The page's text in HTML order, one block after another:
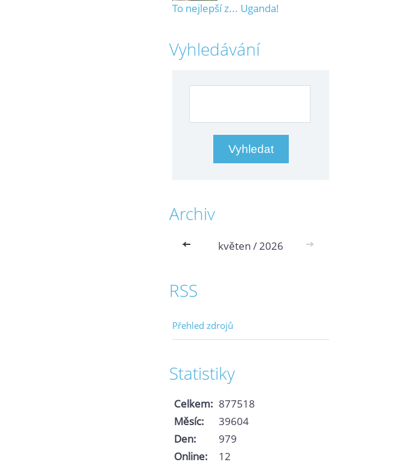
To nejlepší z... Uganda!
Vyhledávání
Archiv
<< květen / 2026 >>
RSS
Přehled zdrojů
Statistiky
Online: 12
Celkem: 877518
Měsíc:
39604
Den:
979